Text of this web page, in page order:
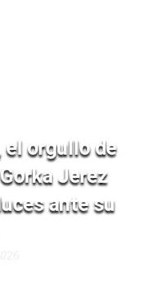
el orgullo de
Jerez
ante su